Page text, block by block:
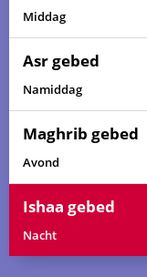
Middag
Asr gebed
Namiddag
Maghrib gebed
Avond
Ishaa gebed
Nacht